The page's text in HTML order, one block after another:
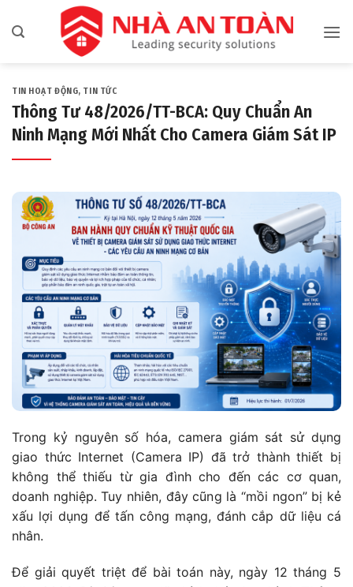
qua
TIN HOẠT ĐỘNG, TIN TỨC
Thông Tư 48/2026/TT-BCA: Quy Chuẩn An
Ninh Mạng Mới Nhất Cho Camera Giám Sát IP
Trong kỷ nguyên số hóa, camera giám sát sử dụng
giao thức Internet (Camera IP) đã trở thành thiết bị
không thể thiếu từ gia đình cho đến các cơ quan,
doanh nghiệp. Tuy nhiên, đây cũng là “mồi ngon” bị kẻ
xấu lợi dụng để tấn công mạng, đánh cắp dữ liệu cá
nhân.
Để giải quyết triệt để bài toán này, ngày 12 tháng 5